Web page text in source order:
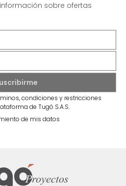
sobre ofertas
condiciones y restricciones
de Tugó S.A.S.
de mis datos